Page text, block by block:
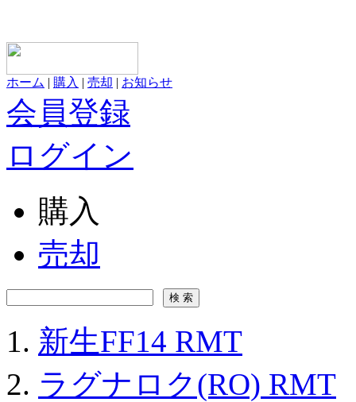
ホーム | 購入 | 売却 | お知らせ
会員登録
ログイン
購入
売却
新生FF14 RMT
ラグナロク(RO) RMT